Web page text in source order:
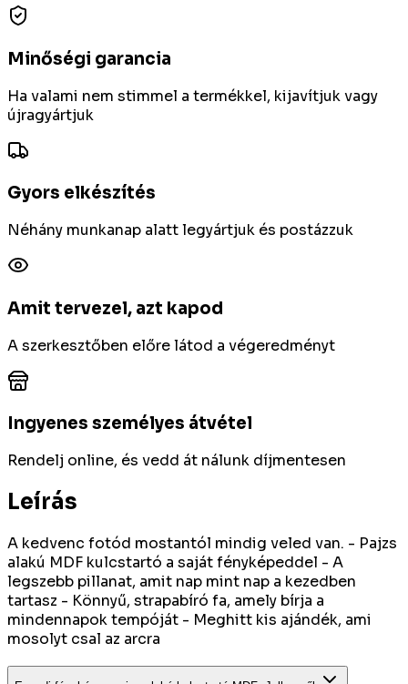
Minőségi garancia
Ha valami nem stimmel a termékkel, kijavítjuk vagy
újragyártjuk
Gyors elkészítés
Néhány munkanap alatt legyártjuk és postázzuk
Amit tervezel, azt kapod
A szerkesztőben előre látod a végeredményt
Ingyenes személyes átvétel
Rendelj online, és vedd át nálunk díjmentesen
Leírás
A kedvenc fotód mostantól mindig veled van. - Pajzs
alakú MDF kulcstartó a saját fényképeddel - A
legszebb pillanat, amit nap mint nap a kezedben
tartasz - Könnyű, strapabíró fa, amely bírja a
mindennapok tempóját - Meghitt kis ajándék, ami
mosolyt csal az arcra